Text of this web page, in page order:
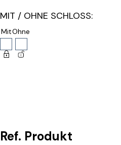
MIT / OHNE SCHLOSS:
MitOhne
Ref. Produkt